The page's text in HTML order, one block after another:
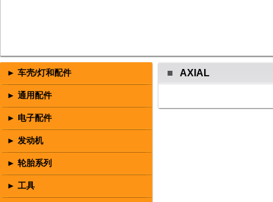
► 车壳/灯和配件
► 通用配件
► 电子配件
► 发动机
► 轮胎系列
► 工具
AXIAL